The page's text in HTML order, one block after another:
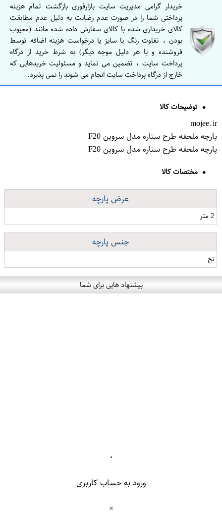
خریدار گرامی مدیریت سایت بازارفوری بازگشت تمام هزینه
پرداختی شما را در صورت عدم رضایت به دلیل عدم مطابقت
کالای خریداری شده با کالای سفارش داده شده مانند (معیوب
بودن ، تفاوت رنگ یا سایز یا درخواست هزینه اضافه توسط
فروشنده و یا هر دلیل موجه دیگر) به شرط خرید از درگاه
پرداخت سایت ، تضمین می نماید و مسئولیت خریدهایی که
خارج از درگاه پرداخت سایت انجام می شوند را نمی پذیرد.
توضیحات کالا
mojee.ir
پارچه ملحفه طرح ستاره مدل سروین F20
پارچه ملحفه طرح ستاره مدل سروین F20
مختصات کالا
عرض پارچه
2 متر
جنس پارچه
نخ
پیشنهاد هایی برای شما
۰
ورود به حساب کاربری
×